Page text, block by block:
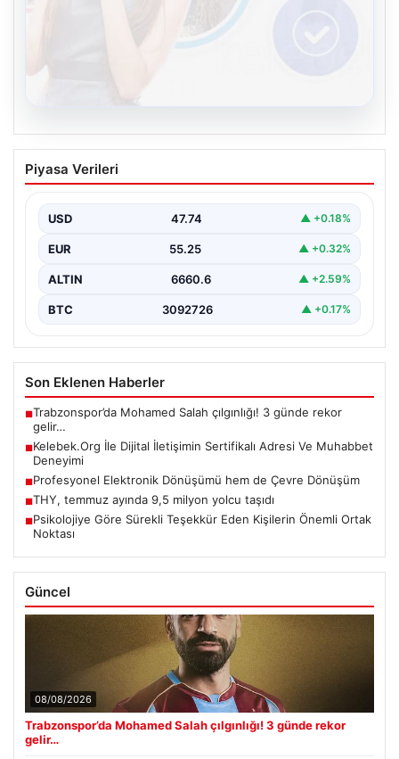
de Çevre Dönüşüm
USD 47.74 ▲ +0.18%
EUR
Son Eklenen Haberler
■ Kelebek.Org İle Dijital İletişimin Sertifikalı Adresi Ve Muhabbet
Deneyimi
■Profesyonel Elektronik Dönüşümü hem de Çevre Dönüşüm
THY, temmuz ayında 9,5 milyon yolcu taşıdı
■Psikolojiye Göre Sürekli Teşekkür Eden Kişilerin Önemli Ortak
Noktası
Güncel
Trabzonspor’da Mohamed Salah çılgınlığı! 3 günde rekor